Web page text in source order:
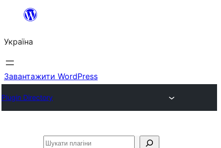
Перейти
вмісту
Україна
Завантажити WordPress
Plugin Directory
Пошук